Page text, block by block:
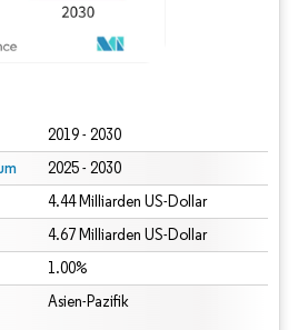
2019 - 2030
2025 - 2030
4.44 Milliarden US-Dollar
4.67 Milliarden US-Dollar
1.00%
Asien-Pazifik